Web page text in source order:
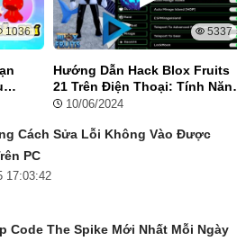
1036 5337
Hướng Dẫn Hack Blox Fruits
21 Trên Điện Thoại: Tính Năng
Vip, Auto Farm, Tộc V4
10/06/2024
Cách Sửa Lỗi Không Vào Được
PC
17:03:42
Code The Spike Mới Nhất Mỗi Ngày